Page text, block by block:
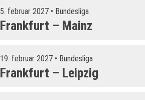
5. februar 2027 • Bundesliga
Frankfurt – Mainz
19. februar 2027 • Bundesliga
Frankfurt – Leipzig